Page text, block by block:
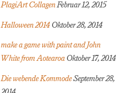
PlagiArt CollagenFebruar 12, 2015
Halloween 2014 Oktober 28, 2014
make a game with paint and John
White from Aotearoa Oktober 17, 2014
Die webende Kommode September 28,